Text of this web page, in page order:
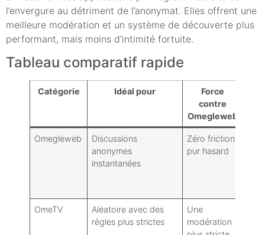
l’envergure au détriment de l’anonymat. Elles offrent une
meilleure modération et un système de découverte plus
performant, mais moins d’intimité fortuite.
Tableau comparatif rapide
Catégorie Idéal pour
Force
contre
Omegleweb
Omegleweb
Discussions
anonymes
instantanées
Zéro friction,
pur hasard
OmeTV
Aléatoire avec des
règles plus strictes
Une
modération